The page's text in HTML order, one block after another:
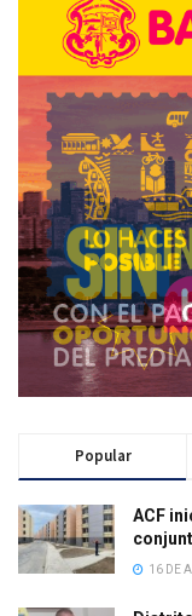
Popular
ACF
16 DE